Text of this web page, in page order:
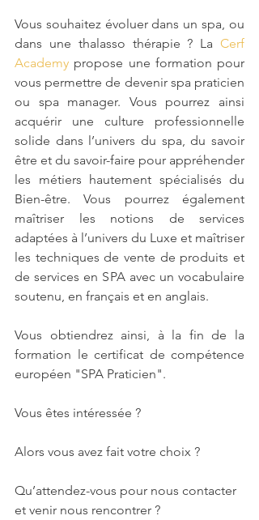
Vous souhaitez évoluer dans un spa, ou
dans une thalasso thérapie ? La Cerf
Academy propose une formation pour
vous permettre de devenir spa praticien
ou spa manager. Vous pourrez ainsi
acquérir une culture professionnelle
solide dans l’univers du spa, du savoir
être et du savoir-faire pour appréhender
les métiers hautement spécialisés du
Bien-être. Vous pourrez également
maîtriser les notions de services
adaptées à l’univers du Luxe et maîtriser
les techniques de vente de produits et
de services en SPA avec un vocabulaire
soutenu, en français et en anglais.
Vous obtiendrez ainsi, à la fin de la
formation le certificat de compétence
européen "SPA Praticien".
Vous êtes intéressée ?
Alors vous avez fait votre choix ?
Qu’attendez-vous pour nous contacter
et venir nous rencontrer ?